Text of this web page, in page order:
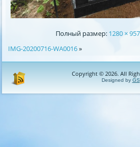
Полный размер: 1280 × 957
IMG-20200716-WA0016»
Copyright © 2026. All
Designed by GS